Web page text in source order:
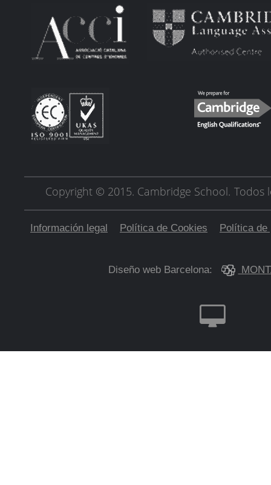
Copyright © 2015. Cambridge School. Todos
Información legal Política de Cookies Política de
Diseño web Barcelona: